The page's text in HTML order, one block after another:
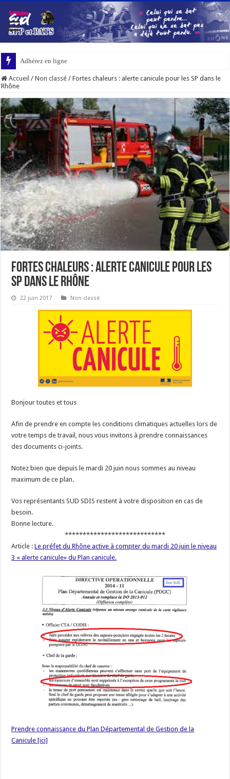
Adhérez en ligne
Accueil / Non classé / Fortes chaleurs : alerte canicule pour les SP dans le
Rhône
Fortes chaleurs : alerte canicule pour les
SP dans le Rhône
22 juin 2017 Non classé
Bonjour toutes et tous
Afin de prendre en compte les conditions climatiques actuelles lors de
votre temps de travail, nous vous invitons à prendre connaissances
des documents ci-joints.
Notez bien que depuis le mardi 20 juin nous sommes au niveau
maximum de ce plan.
Vos représentants SUD SDIS restent à votre disposition en cas de
besoin.
Bonne lecture.
****************************
Article :Le préfet du Rhône active à compter du mardi 20 juin le niveau
3 « alerte canicule» du Plan canicule.
Prendre connaissance du Plan Départemental de Gestion de la
Canicule [ici]